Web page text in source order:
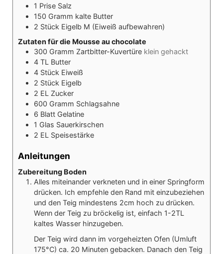
1 Prise Salz
150 Gramm kalte Butter
2 Stück Eigelb M (Eiweiß aufbewahren)
Zutaten für die Mousse au chocolate
300 Gramm Zartbitter-Kuvertüre klein gehackt
4 TL Butter
4 Stück Eiweiß
2 Stück Eigelb
2 EL Zucker
600 Gramm Schlagsahne
6 Blatt Gelatine
1 Glas Sauerkirschen
2 EL Speisestärke
Anleitungen
Zubereitung Boden
Alles miteinander verkneten und in einer Springform
drücken. Ich empfehle den Rand mit einzubeziehen
und den Teig mindestens 2cm hoch zu drücken.
Wenn der Teig zu bröckelig ist, einfach 1-2TL
kaltes Wasser hinzugeben.
Der Teig wird dann im vorgeheizten Ofen (Umluft
175°C) ca. 20 Minuten gebacken. Danach den Teig